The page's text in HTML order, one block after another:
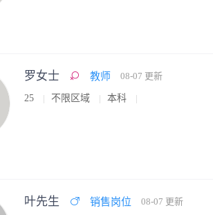
罗女士 教师 08-07 更新
25 不限区域 本科
叶先生 销售岗位 08-07 更新